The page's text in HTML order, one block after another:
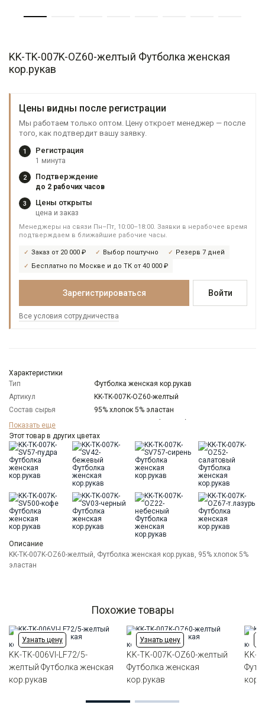
KK-TK-007K-OZ60-желтый Футболка женская
кор.рукав
Цены видны после регистрации
Мы работаем только оптом. Цену откроет менеджер — после
того, как подтвердит вашу заявку.
1 Регистрация
1 минута
2 Подтверждение
до 2 рабочих часов
3 Цены открыты
цена и заказ
Менеджеры на связи Пн–Пт, 10:00–18:00. Заявки в нерабочее время
подтверждаем в ближайшие рабочие часы.
Заказ от 20 000 ₽ Выбор поштучно
Резерв 7 дней
Бесплатно по Москве и до ТК от 40 000 ₽
Зарегистрироваться Войти
Все условия сотрудничества
Характеристики
Тип
Футболка женская кор.рукав
Артикул
KK-TK-007K-OZ60-желтый
Состав сырья
95% хлопок 5% эластан
Бренд
Модель
Прямая
Цвет
Желтый
Ворот
Круглый
Силуэт
Прямой силуэт / Сlassic fit
Показать еще
Этот товар в других цветах
Описание
KK-TK-007K-OZ60-желтый, Футболка женская кор.рукав, 95% хлопок 5%
эластан
Похожие товары
Узнать цену
KK-TK-006VI-LF72/5-
желтый Футболка женская
кор.рукав
Узнать цену
KK-TK-007K-OZ60-желтый
Футболка женская
кор.рукав
KK-